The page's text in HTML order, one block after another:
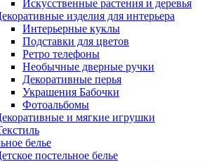
Искусственные растения и деревья
изделия для интерьера
Интерьерные куклы
Подставки для цветов
Ретро телефоны
Необычные дверные ручки
Декоративные перья
Украшения Бабочки
Фотоальбомы
и мягкие игрушки
белье
постельное белье